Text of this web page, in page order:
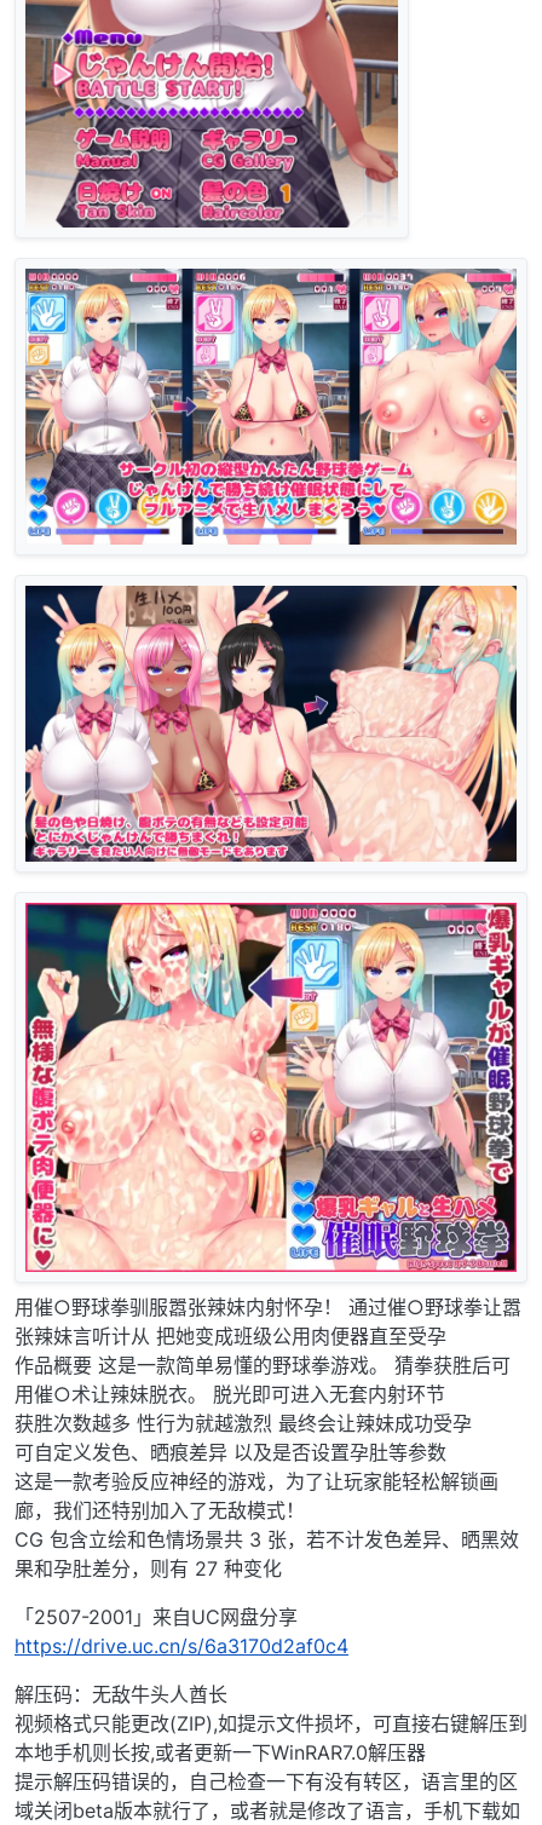
用催○野球拳驯服嚣张辣妹内射怀孕！ 通过催○野球拳让嚣
张辣妹言听计从 把她变成班级公用肉便器直至受孕
作品概要 这是一款简单易懂的野球拳游戏。 猜拳获胜后可
用催○术让辣妹脱衣。 脱光即可进入无套内射环节
获胜次数越多 性行为就越激烈 最终会让辣妹成功受孕
可自定义发色、晒痕差异 以及是否设置孕肚等参数
这是一款考验反应神经的游戏，为了让玩家能轻松解锁画
廊，我们还特别加入了无敌模式！
CG 包含立绘和色情场景共 3 张，若不计发色差异、晒黑效
果和孕肚差分，则有 27 种变化
「2507-2001」来自UC网盘分享
https://drive.uc.cn/s/6a3170d2af0c4
解压码：无敌牛头人酋长
视频格式只能更改(ZIP),如提示文件损坏，可直接右键解压到
本地手机则长按,或者更新一下WinRAR7.0解压器
提示解压码错误的，自己检查一下有没有转区，语言里的区
域关闭beta版本就行了，或者就是修改了语言，手机下载如